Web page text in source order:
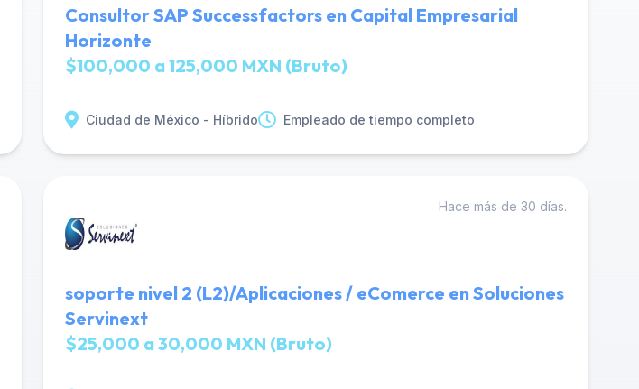
Consultor SAP Successfactors en Capital Empresarial
Horizonte
$100,000 a 125,000 MXN (Bruto)
Ciudad de México - Híbrido Empleado de tiempo completo
Hace más de 30 días.
soporte nivel 2 (L2)/Aplicaciones / eComerce en Soluciones
Servinext
$25,000 a 30,000 MXN (Bruto)